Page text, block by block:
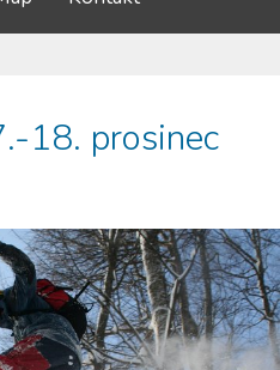
18. prosinec